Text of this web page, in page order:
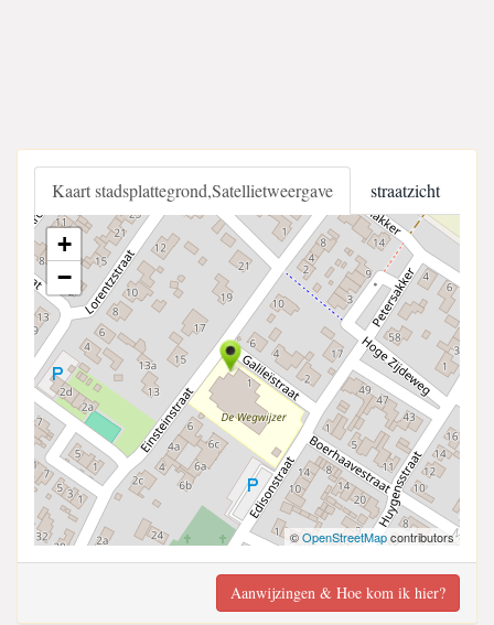
Kaart stadsplattegrond,Satellietweergave straatzicht
+
−
©OpenStreetMapcontributors
Aanwijzingen & Hoe kom ik hier?